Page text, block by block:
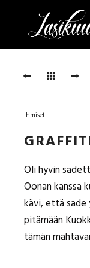
graffitikuvissa
GRAFFITIKUVISSA
Kuvaaja:
Kaasalainen,
Niskanen
Ihmiset
Oli hyvin
Oonan kanssa
kävi, että
pitämään
tämän